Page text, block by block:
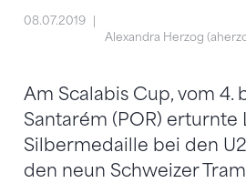
08.07.2019
Alexandra Herzog
Am Scalabis Cup, vom 4.
Santarém (POR) erturnte
Silbermedaille bei den
den neun Schweizer